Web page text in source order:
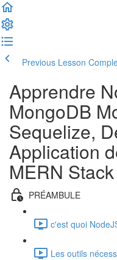
Previous Lesson
Apprendre
MongoDB
Sequelize,
Application
MERN Stack
PRÉAMBULE
c'est quoi
Les outils